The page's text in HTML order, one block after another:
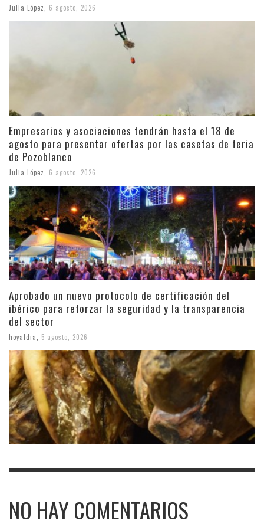
Julia López 6 agosto, 2026
Empresarios y asociaciones tendrán hasta el 18 de
agosto para presentar ofertas por las casetas de feria
de Pozoblanco
Julia López 6 agosto, 2026
Aprobado un nuevo protocolo de certificación del
ibérico para reforzar la seguridad y la transparencia
del sector
hoyaldia 5 agosto, 2026
NO HAY COMENTARIOS